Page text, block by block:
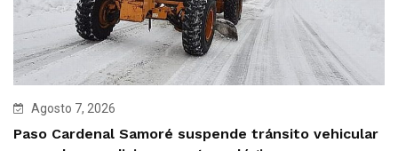
Agosto 7, 2026
Paso Cardenal Samoré suspende tránsito vehicular